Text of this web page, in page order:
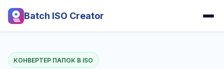
Batch ISO Creator
КОНВЕРТЕР ПАПОК В ISO